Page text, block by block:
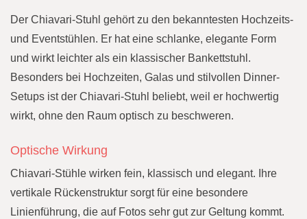
Der Chiavari-Stuhl gehört zu den bekanntesten Hochzeits-
und Eventstühlen. Er hat eine schlanke, elegante Form
und wirkt leichter als ein klassischer Bankettstuhl.
Besonders bei Hochzeiten, Galas und stilvollen Dinner-
Setups ist der Chiavari-Stuhl beliebt, weil er hochwertig
wirkt, ohne den Raum optisch zu beschweren.
Optische Wirkung
Chiavari-Stühle wirken fein, klassisch und elegant. Ihre
vertikale Rückenstruktur sorgt für eine besondere
Linienführung, die auf Fotos sehr gut zur Geltung kommt.